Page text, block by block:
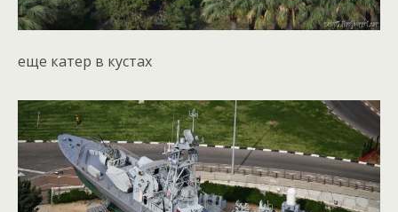
еще катер в кустах